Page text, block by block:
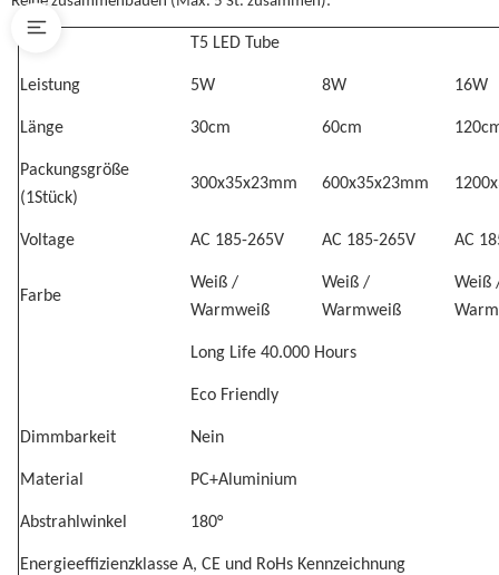
T5 LED Tube
Leistung 5W 8W 16W
Länge 30cm 60cm
Packungsgröße
(1Stück)
300x35x23mm 600x35x23mm
Voltage AC 185-265V AC 185-265V AC
Farbe
Weiß /
Warmweiß
Weiß /
Warmweiß
Weiß
Long Life 40.000 Hours
Eco Friendly
Dimmbarkeit Nein
Material PC+Aluminium
Abstrahlwinkel 180°
Energieeffizienzklasse A, CE und RoHs Kennzeichnung